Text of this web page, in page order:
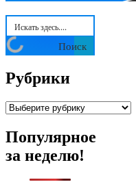
Поиск
Рубрики
Рубрики
Популярное
за неделю!